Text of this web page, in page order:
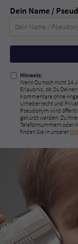
Dein Name /
Nicht
ausfüllen!
Hinweis:
Wenn Du noch nicht 14
Erlaubnis, ob Du
Kommentare ohne
Urheberrecht und
Pseudonym wird
gekürzt werden. Zu
Telefonnummern oder
finden Sie in unserer